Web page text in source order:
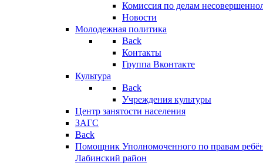
Комиссия по делам
Новости
Молодежная политика
Back
Контакты
Группа Вконтакте
Культура
Back
Учреждения культуры
Центр занятости населения
ЗАГС
Back
Помощник Уполномоченного по правам
Лабинский район